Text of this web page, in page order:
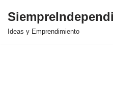
Saltar
Ideas y Emprendimiento